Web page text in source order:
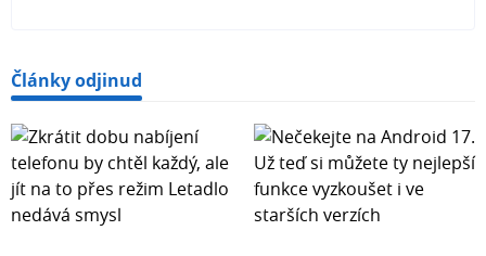
Články odjinud